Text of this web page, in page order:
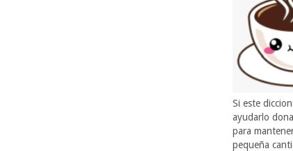
Si este
ayudarlo
para
pequeña